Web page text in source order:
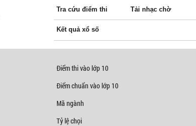
Tra cứu điểm thi Tải nhạc chờ
Kết quả xổ số
Điểm thi vào lớp 10
Điểm chuẩn vào lớp 10
Mã ngành
Tỷ lệ chọi